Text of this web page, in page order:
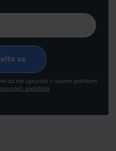
da ste upoznati s našom politikom
podataka